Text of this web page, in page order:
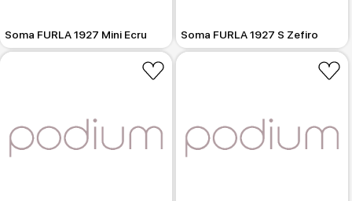
Soma FURLA 1927 Mini Ecru Soma FURLA 1927 S Zefiro